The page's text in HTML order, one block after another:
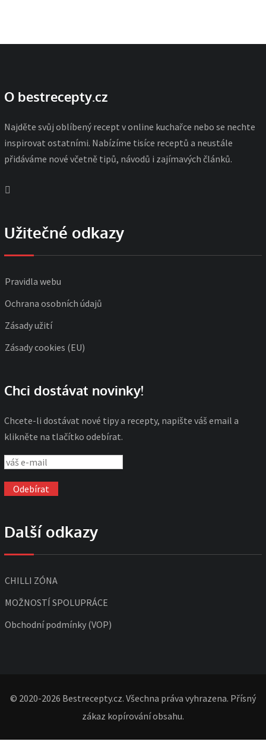
O bestrecepty.cz
Najděte svůj oblíbený recept v online kuchařce nebo se nechte
inspirovat ostatními. Nabízíme tisíce receptů a neustále
přidáváme nové včetně tipů, návodů i zajímavých článků.
Užitečné odkazy
Pravidla webu
Ochrana osobních údajů
Zásady užití
Zásady cookies (EU)
Chci dostávat novinky!
Chcete-li dostávat nové tipy a recepty, napište váš email a
klikněte na tlačítko odebírat.
Další odkazy
CHILLI ZÓNA
MOŽNOSTÍ SPOLUPRÁCE
Obchodní podmínky (VOP)
© 2020-2026 Bestrecepty.cz. Všechna práva vyhrazena. Přísný
zákaz kopírování obsahu.